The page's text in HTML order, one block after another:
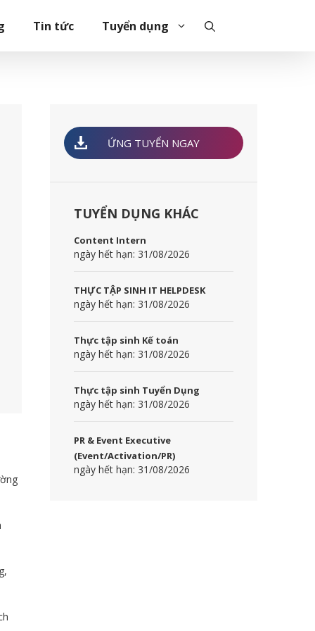
Tin tức Tuyển dụng
ỨNG TUYỂN NGAY
TUYỂN DỤNG KHÁC
Content Intern
ngày hết hạn: 31/08/2026
THỰC TẬP SINH IT HELPDESK
ngày hết hạn: 31/08/2026
Thực tập sinh Kế toán
ngày hết hạn: 31/08/2026
Thực tập sinh Tuyển Dụng
ngày hết hạn: 31/08/2026
PR & Event Executive
(Event/Activation/PR)
ngày hết hạn: 31/08/2026